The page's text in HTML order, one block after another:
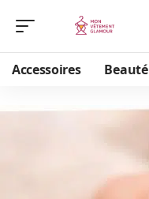
Accessoires Beauté